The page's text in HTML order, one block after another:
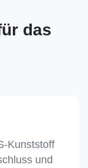
das
Kunststoff
und